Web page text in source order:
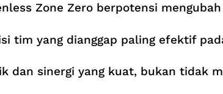
Zone Zero berpotensi
tim yang dianggap paling efektif
dan sinergi yang kuat, bukan tidak